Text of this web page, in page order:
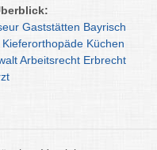
Gaststätten Bayrisch
Kieferorthopäde Küchen
Arbeitsrecht Erbrecht